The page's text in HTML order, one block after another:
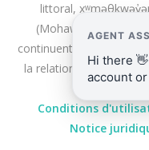
littoral,
(Mohawk). Nous
continuent de vivre sur
la relation avec ces
Conditions
Notice